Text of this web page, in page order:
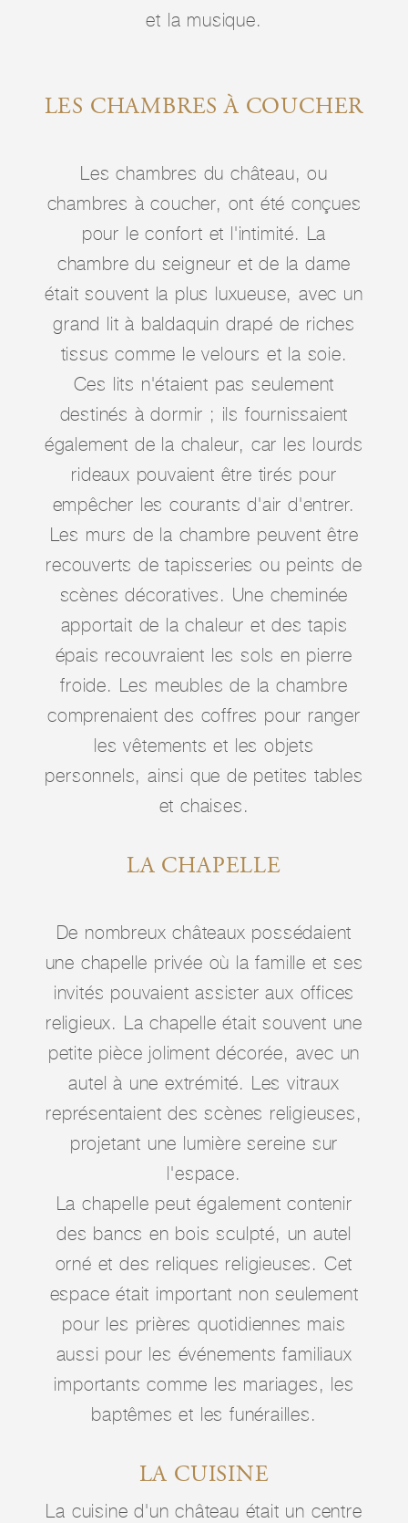
et la musique.
LES CHAMBRES À COUCHER
Les chambres du château, ou
chambres à coucher, ont été conçues
pour le confort et l'intimité. La
chambre du seigneur et de la dame
était souvent la plus luxueuse, avec un
grand lit à baldaquin drapé de riches
tissus comme le velours et la soie.
Ces lits n'étaient pas seulement
destinés à dormir ; ils fournissaient
également de la chaleur, car les lourds
rideaux pouvaient être tirés pour
empêcher les courants d'air d'entrer.
Les murs de la chambre peuvent être
recouverts de tapisseries ou peints de
scènes décoratives. Une cheminée
apportait de la chaleur et des tapis
épais recouvraient les sols en pierre
froide. Les meubles de la chambre
comprenaient des coffres pour ranger
les vêtements et les objets
personnels, ainsi que de petites tables
et chaises.
LA CHAPELLE
De nombreux châteaux possédaient
une chapelle privée où la famille et ses
invités pouvaient assister aux offices
religieux. La chapelle était souvent une
petite pièce joliment décorée, avec un
autel à une extrémité. Les vitraux
représentaient des scènes religieuses,
projetant une lumière sereine sur
l'espace.
La chapelle peut également contenir
des bancs en bois sculpté, un autel
orné et des reliques religieuses. Cet
espace était important non seulement
pour les prières quotidiennes mais
aussi pour les événements familiaux
importants comme les mariages, les
baptêmes et les funérailles.
LA CUISINE
La cuisine d'un château était un centre